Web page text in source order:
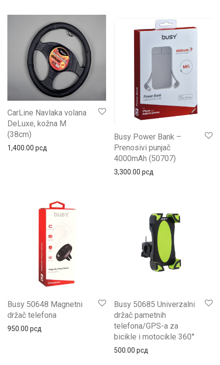
CarLine Navlaka volana
DeLuxe, kožna M
(38cm)
1,400.00 рсд
Busy Power Bank –
Prenosivi punjač
4000mAh (50707)
3,300.00 рсд
Busy 50648 Magnetni
držač telefona
950.00 рсд
Busy 50685 Univerzalni
držač pametnih
telefona/GPS-a za
bicikle i motocikle 360°
500.00 рсд